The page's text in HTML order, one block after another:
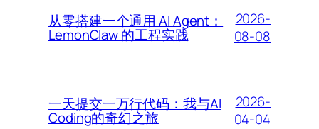
从零搭建一个通用 AI Agent：
LemonClaw 的工程实践
2026-
08-08
一天提交一万行代码：我与AI
Coding的奇幻之旅
2026-
04-04